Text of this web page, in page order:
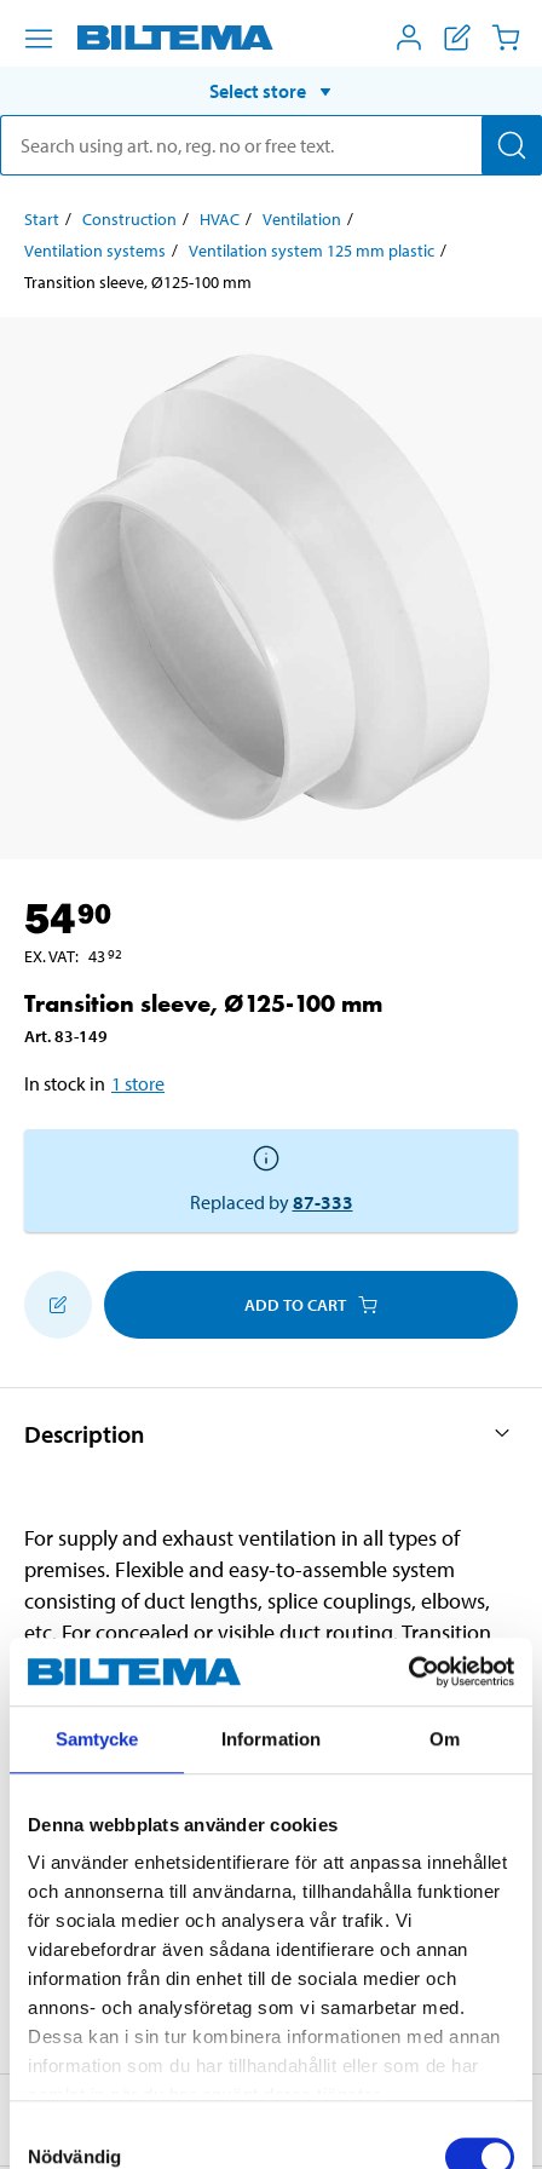
Samtycke Information Om
Denna webbplats använder cookies
Vi använder enhetsidentifierare för att anpassa innehållet
och annonserna till användarna, tillhandahålla funktioner
för sociala medier och analysera vår trafik. Vi
vidarebefordrar även sådana identifierare och annan
information från din enhet till de sociala medier och
annons- och analysföretag som vi samarbetar med.
Dessa kan i sin tur kombinera informationen med annan
information som du har tillhandahållit eller som de har
Nödvändig
Select store
Start Construction HVAC
Ventilation
Ventilation systems
Ventilation system 125 mm plastic
Transition sleeve, Ø125-100 mm
5490
EX. VAT: 4392
Transition sleeve, Ø125-100 mm
Art.83-149
In stock in 1 store
Replaced by87-333
ADD TO CART
Description
For supply and exhaust ventilation in all types of
premises. Flexible and easy-to-assemble system
consisting of duct lengths, splice couplings, elbows,
etc. For concealed or visible duct routing. Transition
coupling from 100 to 125 mm duct system. Made of PS
plastic.
Diameter
125–100 mm
Thickness
2 mm
Colour
White
Temperature range
-5 – +60 °C